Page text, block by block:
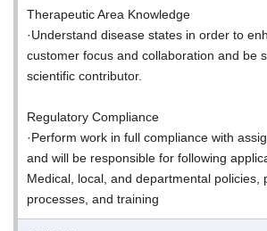
Therapeutic Area Knowledge
·Understand disease states in order to
customer focus and collaboration and be
scientific contributor.
Regulatory Compliance
·Perform work in full compliance with
and will be responsible for following
Medical, local, and departmental policies,
processes, and training